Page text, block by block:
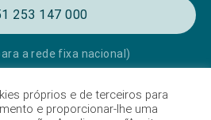
253 147 000
a rede fixa nacional)
e de Cookies
próprios e de terceiros para
e proporcionar-lhe uma